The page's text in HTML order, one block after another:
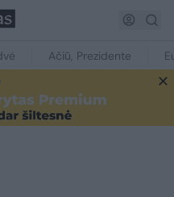
Ačiū, Prezidente